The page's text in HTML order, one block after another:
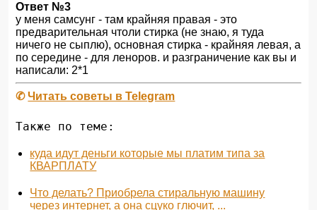
Ответ №3
у меня самсунг - там крайняя правая - это
предварительная чтоли стирка (не знаю, я туда
ничего не сыплю), основная стирка - крайняя левая, а
по середине - для леноров. и разграничение как вы и
написали: 2*1
✆Читать советы в Telegram
Также по теме:
куда идут деньги которые мы платим типа за
КВАРПЛАТУ
Что делать? Приобрела стиральную машину
через интернет, а она сцуко глючит, ...